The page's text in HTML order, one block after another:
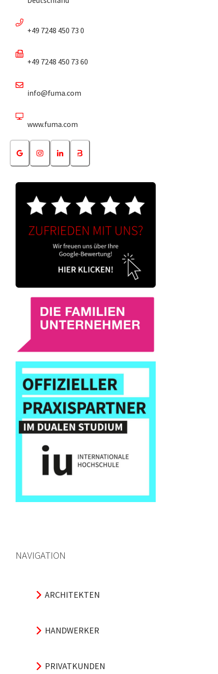
+49 7248 450 73 0
+49 7248 450 73 60
info@fuma.com
www.fuma.com
NAVIGATION
ARCHITEKTEN
HANDWERKER
PRIVATKUNDEN